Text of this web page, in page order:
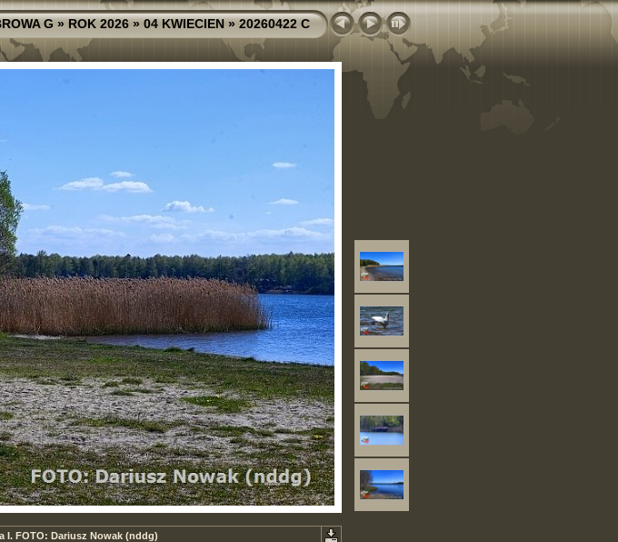
G»ROK 2026»04 KWIECIEN»20260422 C
I. FOTO: Dariusz Nowak (nddg)